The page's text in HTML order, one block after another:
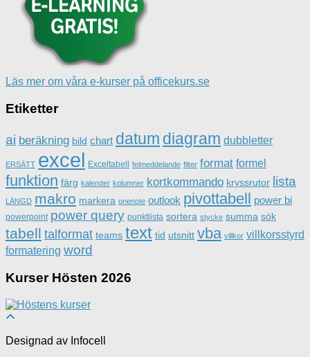
Läs mer om våra e-kurser på officekurs.se
Etiketter
ai beräkning bild chart datum diagram dubbletter
ERSÄTT excel Exceltabell felmeddelande filter format formel
funktion färg kalender kolumner kortkommando kryssrutor lista
LÄNGD makro markera onenote outlook pivottabell power bi
powerpoint power query punktlista sortera stycke summa sök
tabell talformat teams text tid utsnitt vba villkor villkorsstyrd
formatering word
Kurser Hösten 2026
Designad av Infocell